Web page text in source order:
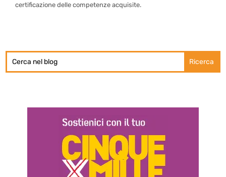
certificazione delle competenze acquisite.